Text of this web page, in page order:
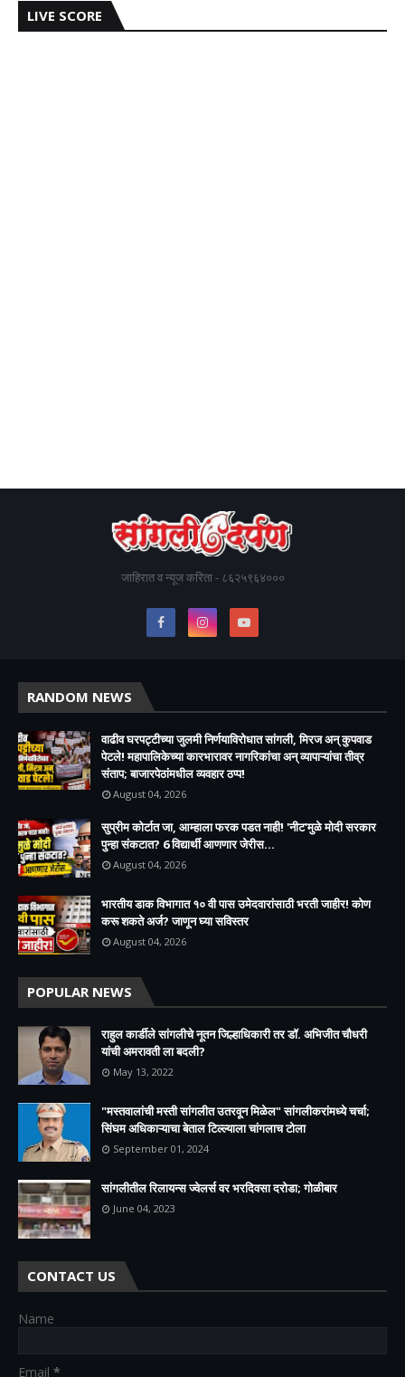
LIVE SCORE
जाहिरात व न्यूज करिता - ८६२५९६४०००
RANDOM NEWS
वाढीव घरपट्टीच्या जुलमी निर्णयाविरोधात सांगली, मिरज अन् कुपवाड
पेटले! महापालिकेच्या कारभारावर नागरिकांचा अन् व्यापाऱ्यांचा तीव्र
संताप; बाजारपेठांमधील व्यवहार ठप्प!​
August 04, 2026
सुप्रीम कोर्टात जा, आम्हाला फरक पडत नाही! 'नीट'मुळे मोदी सरकार
पुन्हा संकटात? 6 विद्यार्थी आणणार जेरीस...
August 04, 2026
भारतीय डाक विभागात १० वी पास उमेदवारांसाठी भरती जाहीर! कोण
करू शकते अर्ज? जाणून घ्या सविस्तर
August 04, 2026
POPULAR NEWS
राहुल कार्डीले सांगलीचे नूतन जिल्हाधिकारी तर डॉ. अभिजीत चौधरी
यांची अमरावती ला बदली?
May 13, 2022
"मस्तवालांची मस्ती सांगलीत उतरवून मिळेल" सांगलीकरांमध्ये चर्चा;
सिंघम अधिकाऱ्याचा बेताल टिल्ल्याला चांगलाच टोला
September 01, 2024
सांगलीतील रिलायन्स ज्वेलर्स वर भरदिवसा दरोडा; गोळीबार
June 04, 2023
CONTACT US
Name
Email *